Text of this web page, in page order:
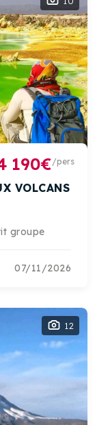
190€/pers
VOLCANS
groupe
07/11/2026
12